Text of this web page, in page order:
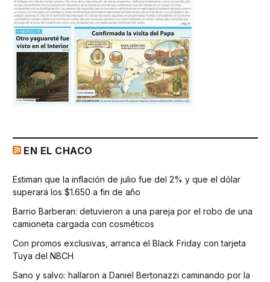
EN EL CHACO
Estiman que la inflación de julio fue del 2% y que el dólar
superará los $1.650 a fin de año
Barrio Barberan: detuvieron a una pareja por el robo de una
camioneta cargada con cosméticos
Con promos exclusivas, arranca el Black Friday con tarjeta
Tuya del NBCH
Sano y salvo: hallaron a Daniel Bertonazzi caminando por la